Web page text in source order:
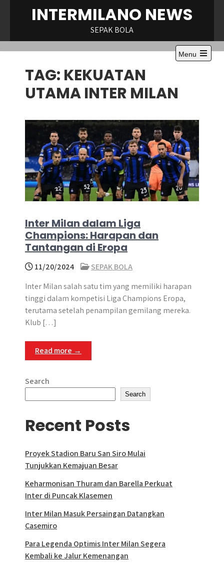
INTERMILANO NEWS
SEPAK BOLA
Menu
Open
TAG: KEKUATAN
UTAMA INTER MILAN
Inter Milan dalam Liga
Champions: Harapan dan
Tantangan di Eropa
11/20/2024
SEPAK BOLA
Inter Milan salah satu tim yang memiliki harapan
tinggi dalam kompetisi Liga Champions Eropa,
terutama setelah penampilan gemilang mereka.
Klub […]
Read more →
Search
Search
Recent Posts
Proyek Stadion Baru San Siro Mulai
Tunjukkan Kemajuan Besar
Keharmonisan Thuram dan Barella Perkuat
Inter di Puncak Klasemen
Inter Milan Masuk Persaingan Datangkan
Casemiro
Para Legenda Optimis Inter Milan Segera
Kembali ke Jalur Kemenangan